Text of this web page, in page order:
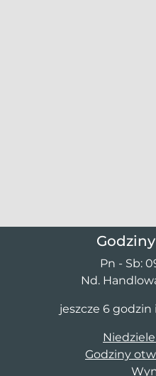
Pn - Sb:
Nd.
jeszcze 6
Godziny